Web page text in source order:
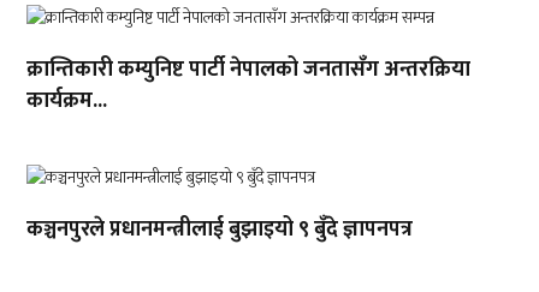
क्रान्तिकारी कम्युनिष्ट पार्टी नेपालको जनतासँग अन्तरक्रिया
कार्यक्रम...
कञ्चनपुरले प्रधानमन्त्रीलाई बुझाइयो ९ बुँदे ज्ञापनपत्र